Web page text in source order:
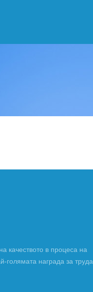
качеството в процеса на
голямата награда за труда